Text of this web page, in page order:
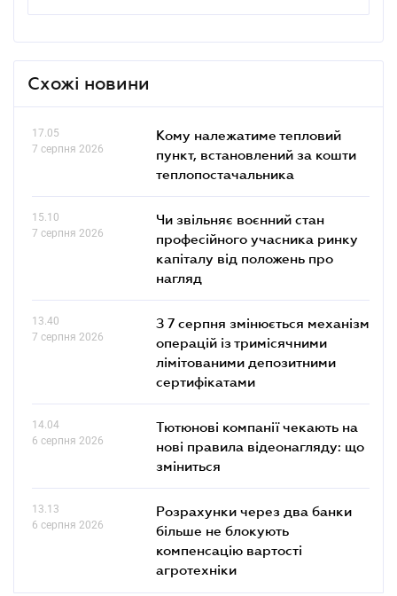
Схожі новини
17.05
7 серпня 2026
Кому належатиме тепловий
пункт, встановлений за кошти
теплопостачальника
15.10
7 серпня 2026
Чи звільняє воєнний стан
професійного учасника ринку
капіталу від положень про
нагляд
13.40
7 серпня 2026
З 7 серпня змінюється механізм
операцій із тримісячними
лімітованими депозитними
сертифікатами
14.04
6 серпня 2026
Тютюнові компанії чекають на
нові правила відеонагляду: що
зміниться
13.13
6 серпня 2026
Розрахунки через два банки
більше не блокують
компенсацію вартості
агротехніки